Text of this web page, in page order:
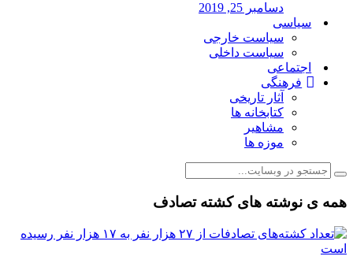
دسامبر 25, 2019
سیاسی
سیاست خارجی
سیاست داخلی
اجتماعی
فرهنگی
آثار تاریخی
کتابخانه ها
مشاهیر
موزه ها
همه ی نوشته های کشته تصادف